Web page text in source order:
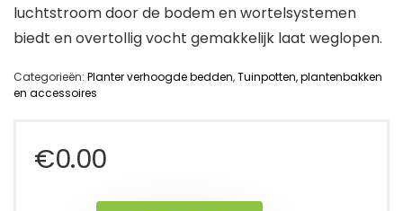
luchtstroom door de bodem en wortelsystemen
biedt en overtollig vocht gemakkelijk laat weglopen.
Categorieën: Planter verhoogde bedden,Tuinpotten, plantenbakken
en accessoires
€0.00